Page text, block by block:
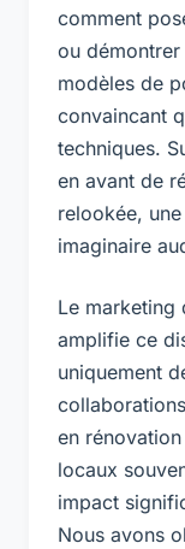
comment
ou
modèles de
convaincant
techniques.
en avant de
relookée,
imaginaire
Le marketing
amplifie ce
uniquement
en
locaux
impact
Nous avons